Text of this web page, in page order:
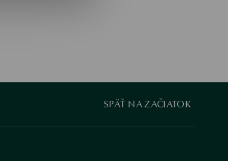
SPÄŤ NA ZAČIATOK